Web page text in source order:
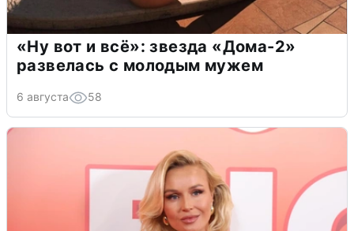
«Ну вот и всё»: звезда «Дома-2»
развелась с молодым мужем
6 августа 58